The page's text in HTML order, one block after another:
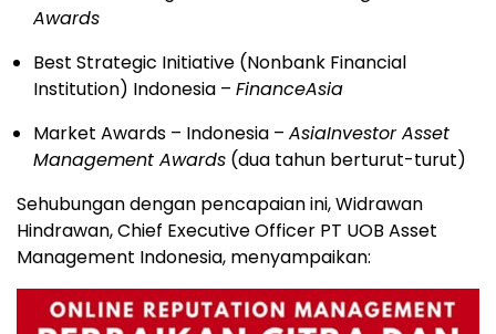
Awards
Best Strategic Initiative (Nonbank Financial
Institution) Indonesia – FinanceAsia
Market Awards – Indonesia – AsiaInvestor Asset
Management Awards (dua tahun berturut-turut)
Sehubungan dengan pencapaian ini, Widrawan
Hindrawan, Chief Executive Officer PT UOB Asset
Management Indonesia, menyampaikan: